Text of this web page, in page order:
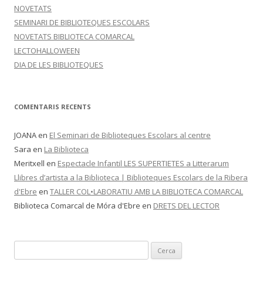
NOVETATS
SEMINARI DE BIBLIOTEQUES ESCOLARS
NOVETATS BIBLIOTECA COMARCAL
LECTOHALLOWEEN
DIA DE LES BIBLIOTEQUES
COMENTARIS RECENTS
JOANA en El Seminari de Biblioteques Escolars al centre
Sara en La Biblioteca
Meritxell en Espectacle Infantil LES SUPERTIETES a Litterarum
Llibres d’artista a la Biblioteca | Biblioteques Escolars de la Ribera
d'Ebre en TALLER COL•LABORATIU AMB LA BIBLIOTECA COMARCAL
Biblioteca Comarcal de Móra d'Ebre en DRETS DEL LECTOR
e